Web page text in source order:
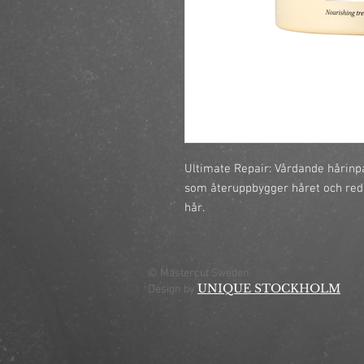
Ultimate Repair: Vårdande
som återuppbygger håret och
hår.
© Mastercut Sweden
Design by UNIQUE STOCKHOLM